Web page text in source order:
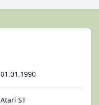
01.01.1990
Atari ST